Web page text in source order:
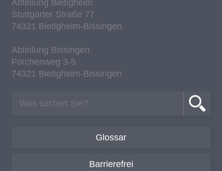
Ab­tei­lung Bie­tig­heim
Stutt­gar­ter Stra­ße 77
74321 Bie­tig­heim-Bis­sin­gen
Ab­tei­lung Bis­sin­gen
For­chen­weg 3-5
74321 Bie­tig­heim-Bis­sin­gen
Glossar
Barrierefrei